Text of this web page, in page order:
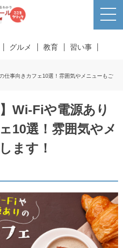
グルメ 教育 習い事
仕事向きカフェ10選！雰囲気やメニューもご
Wi-Fiや電源あり
10選！雰囲気やメ
ます！